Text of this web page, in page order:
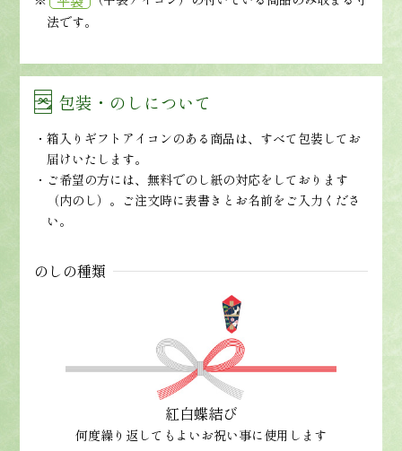
法です。
包装・のしについて
箱入りギフトアイコンのある商品は、すべて包装してお
届けいたします。
ご希望の方には、無料でのし紙の対応をしております
（内のし）。ご注文時に表書きとお名前をご入力くださ
い。
のしの種類
紅白蝶結び
何度繰り返してもよいお祝い事に使用します